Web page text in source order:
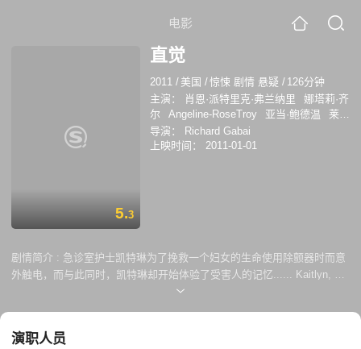
电影
5.3
直觉
2011 / 美国 /惊悚 剧情 悬疑 / 126分钟
主演：
肖恩·派特里克·弗兰纳里
娜塔莉·齐
尔
Angeline-RoseTroy 亚当·鲍德温
莱斯
丽-安·布莱德
导演：
Richard Gabai
上映时间：
2011-01-01
剧情简介 : 急诊室护士凯特琳为了挽救一个妇女的生命使用除颤器时而意
外触电，而与此同时，凯特琳却开始体验了受害人的记忆...... Kaitlyn, an
ER nurse who is tending to a young stabbing victim, is accidentally
victim's memories. She turns to family, friends, and the police, but no
演职人员